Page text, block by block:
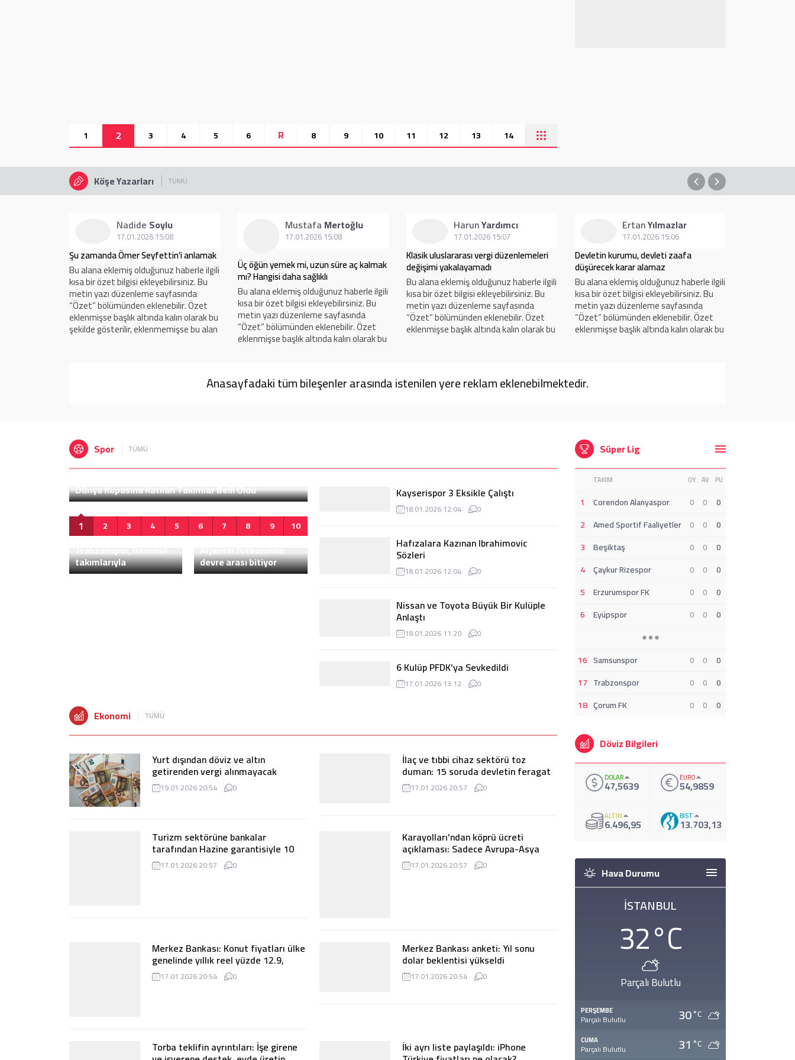
1 2 3 4 5 6 R 8 9 10 11 12 13 14
Köşe Yazarları TÜMÜ
Nadide Soylu
17.01.2026 15:08
Şu zamanda Ömer Seyfettin’i anlamak
Bu alana eklemiş olduğunuz haberle ilgili
kısa bir özet bilgisi ekleyebilirsiniz. Bu
metin yazı düzenleme sayfasında
“Özet” bölümünden eklenebilir. Özet
eklenmişse başlık altında kalın olarak bu
şekilde gösterilir, eklenmemişse bu alan
Mustafa Mertoğlu
17.01.2026 15:08
Üç öğün yemek mi, uzun süre aç kalmak
mı? Hangisi daha sağlıklı
Bu alana eklemiş olduğunuz haberle ilgili
kısa bir özet bilgisi ekleyebilirsiniz. Bu
metin yazı düzenleme sayfasında
“Özet” bölümünden eklenebilir. Özet
eklenmişse başlık altında kalın olarak bu
HarunYardımcı
17.01.2026 15:07
Klasik uluslararası vergi düzenlemeleri
değişimi yakalayamadı
Bu alana eklemiş olduğunuz haberle ilgili
kısa bir özet bilgisi ekleyebilirsiniz. Bu
metin yazı düzenleme sayfasında
“Özet” bölümünden eklenebilir. Özet
eklenmişse başlık altında kalın olarak bu
ErtanYılmazlar
17.01.2026 15:06
Devletin kurumu, devleti zaafa
düşürecek karar alamaz
Bu alana eklemiş olduğunuz haberle ilgili
kısa bir özet bilgisi ekleyebilirsiniz. Bu
metin yazı düzenleme sayfasında
“Özet” bölümünden eklenebilir. Özet
eklenmişse başlık altında kalın olarak bu
Anasayfadaki tüm bileşenler arasında istenilen yere reklam eklenebilmektedir.
Spor TÜMÜ
Formula 1’de Sezon Bugün Başlıyor
Kulüp Sahibi Olan Futbolcular
1 2 3 4 5 6 7 8 9 10
Trabzonspor, İstanbul
takımlarıyla
karşılaşacak
Arjantin futbolunda
devre arası bitiyor
Kayserispor 3 Eksikle Çalıştı
18.01.2026 12:04 0
Hafızalara Kazınan Ibrahimovic
Sözleri
18.01.2026 12:04 0
Nissan ve Toyota Büyük Bir Kulüple
Anlaştı
18.01.2026 11:20 0
6 Kulüp PFDK’ya Sevkedildi
17.01.2026 13:12 0
Ekonomi
Yurt dışından döviz ve altın
getirenden vergi alınmayacak
İlaç ve tıbbi cihaz sektörü toz
duman: 15 soruda devletin feragat
tarafından Hazine garantisiyle 10
milyar TL kredi desteği sağlanacak
17.01.2026 20:57 0
açıklaması: Sadece Avrupa-Asya
yönündeki geçişlerde ücret alınır
17.01.2026 20:57 0
Merkez Bankası: Konut fiyatları ülke
genelinde yıllık reel yüzde 12.9,
Merkez Bankası anketi: Yıl sonu
dolar beklentisi yükseldi
Süper Lig
TAKIM OY AV PU
1 Corendon Alanyaspor 0 0
0
2 Amed Sportif Faaliyetler 0 0
0
3 Beşiktaş 0 0
0
4 Çaykur Rizespor 0 0
0
5 Erzurumspor FK 0 0
0
6 Eyüpspor 0 0 0
16 Samsunspor 0 0
0
17 Trabzonspor 0 0
0
18 Çorum FK 0 0 0
Döviz Bilgileri
DOLAR
47,5639 EURO
54,9859
ALTIN
6.496,95 BIST
13.703,13
Hava Durumu
İSTANBUL
32°C
Parçalı Bulutlu
PERŞEMBE
Parçalı Bulutlu 30°C
CUMA
Parçalı Bulutlu 31 °C